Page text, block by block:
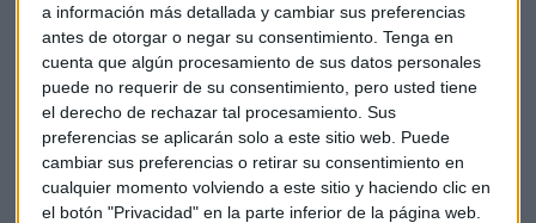
a información más detallada y cambiar sus preferencias
antes de otorgar o negar su consentimiento. Tenga en
cuenta que algún procesamiento de sus datos personales
puede no requerir de su consentimiento, pero usted tiene
el derecho de rechazar tal procesamiento. Sus
preferencias se aplicarán solo a este sitio web. Puede
cambiar sus preferencias o retirar su consentimiento en
cualquier momento volviendo a este sitio y haciendo clic en
el botón "Privacidad" en la parte inferior de la página web.
La subida deInfineonya viene de atrás y ha llegado a una
zona de resistencia importante. No hay que estar en este
valor ahora mismo. Si está en resistencia, no hay que estar,
comenta Iturralde.
Repsol,“hay que tener paciencia” y cree que la primera
resistencia está a la vuelta de la esquina.